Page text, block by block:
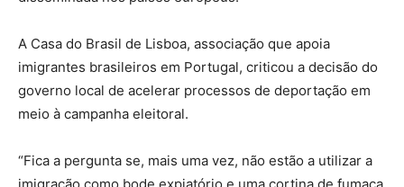
A Casa do Brasil de Lisboa, associação que apoia
imigrantes brasileiros em Portugal, criticou a decisão do
governo local de acelerar processos de deportação em
meio à campanha eleitoral.
“Fica a pergunta se, mais uma vez, não estão a utilizar a